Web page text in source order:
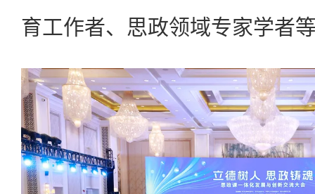
育工作者、思政领域专家学者